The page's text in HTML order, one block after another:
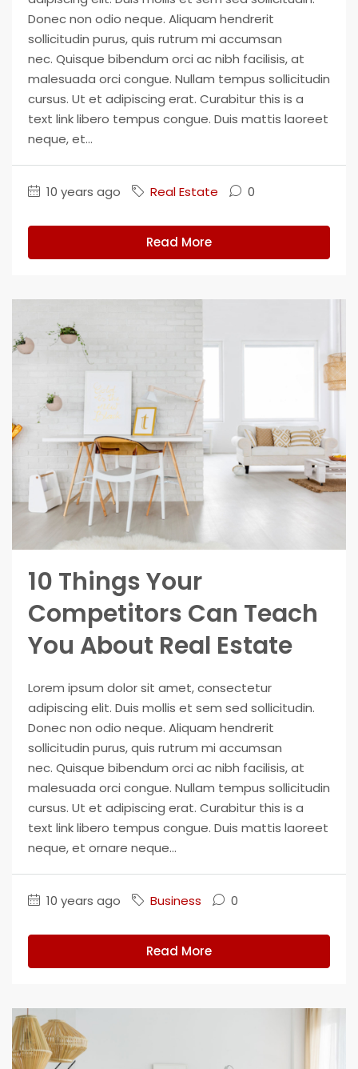
Donec non odio neque. Aliquam hendrerit
sollicitudin purus, quis rutrum mi accumsan
nec. Quisque bibendum orci ac nibh facilisis, at
malesuada orci congue. Nullam tempus sollicitudin
cursus. Ut et adipiscing erat. Curabitur this is a
text link libero tempus congue. Duis mattis laoreet
neque, et...
10 years ago Real Estate 0
Read More
10 Things Your
Competitors Can Teach
You About Real Estate
Lorem ipsum dolor sit amet, consectetur
adipiscing elit. Duis mollis et sem sed sollicitudin.
Donec non odio neque. Aliquam hendrerit
sollicitudin purus, quis rutrum mi accumsan
nec. Quisque bibendum orci ac nibh facilisis, at
malesuada orci congue. Nullam tempus sollicitudin
cursus. Ut et adipiscing erat. Curabitur this is a
text link libero tempus congue. Duis mattis laoreet
neque, et ornare neque...
10 years ago Business 0
Read More